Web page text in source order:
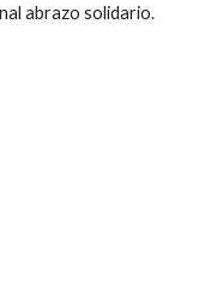
abrazo solidario.